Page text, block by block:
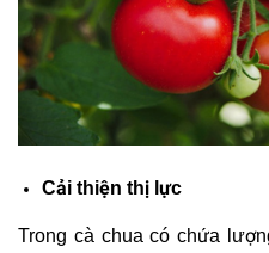
Cải thiện thị lực
Trong cà chua có chứa